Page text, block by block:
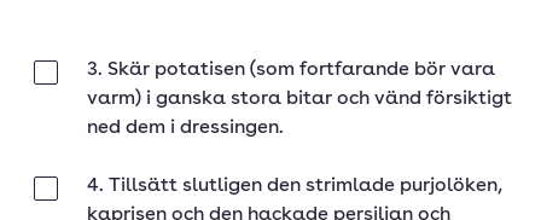
3. Skär potatisen (som fortfarande bör vara
varm) i ganska stora bitar och vänd försiktigt
ned dem i dressingen.
4. Tillsätt slutligen den strimlade purjolöken,
kaprisen och den hackade persiljan och